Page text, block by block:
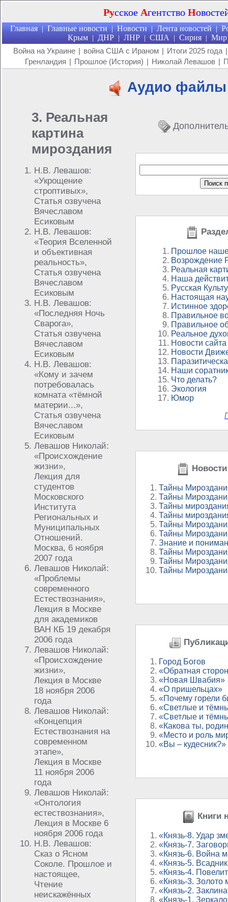
Русское Агентство Н
Главная | Главные новости | Новости | Лента новостей |
Крым | ДНР | ЛНР | США | Сирия | Мир
Война на Украине | война США с Ираном | Итоги 2025 года |
Гренландия | Прошлое (История) | Николай Левашов |
Аудио файлы
3. Реальная
картина
мироздания
Н.В. Левашов:
«Укрощение
строптивых»,
Статья озвучена
Вячеславом
Есиковым
Н.В. Левашов:
«Теория Вселенной
и объективная
реальность»,
Статья озвучена
Вячеславом
Есиковым
Н.В. Левашов:
«Последняя Ночь
Сварога»,
Статья озвучена
Вячеславом
Есиковым
Н.В. Левашов:
«Кому и зачем
потребовалась
комната «тёмной
материи...»,
Статья озвучена
Вячеславом
Есиковым
Левашов Николай:
«Происхождение
жизни»,
Лекция для
студентов
Московского
Института
Региональных и
Муниципальных
Отношений.
Москва, 6 ноября
2007 года
Левашов Николай:
«Проблемы
современного
Естествознания»,
Лекция в Москве
для академиков
ВАН КБ 19 декабря
2006 года
Левашов Николай:
«Происхождение
жизни»,
Лекция в Москве
18 ноября 2006
года
Левашов Николай:
«Концепция
Естествознания на
современном
этапе»,
Лекция в Москве
11 ноября 2006
года
Левашов Николай:
«Онтология
естествознания»,
Лекция в Москве 6
ноября 2006 года
Н.В. Левашов:
Сказ о Ясном
Соколе. Прошлое и
настоящее,
Чтение
неискажённых
Прошлое
Возрождение
Реальная
Наша
Русская
Настоящая
Истинное
Правильное
Правильное
Реальное
Новости
Новости
Наши
Что делать?
Экология
Юмор
Тайны
Тайны
Тайны
Тайны
Тайны
Тайны
Знание и
Тайны
Тайны
Тайны
Город Богов
«Обратная
«Новая Швабия»
«О пришельцах»
«Почему горели
«Светлые и
«Светлые и
«Какова ты,
«Место и роль
«Вы – кудесник?»
Книги
«Князь-8. Удар
«Князь-7.
«Князь-6. Война
«Князь-5.
«Князь-4.
«Князь-3. Золото
«Князь-2.
«Князь-1.